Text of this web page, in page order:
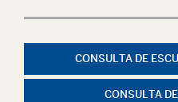
CONSULTA DE
CONSULTA